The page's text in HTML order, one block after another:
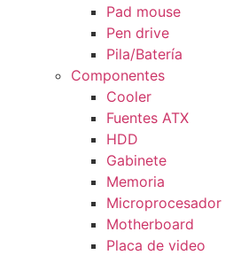
Pad mouse
Pen drive
Pila/Batería
Componentes
Cooler
Fuentes ATX
HDD
Gabinete
Memoria
Microprocesador
Motherboard
Placa de video